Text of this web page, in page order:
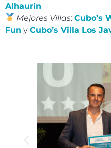
Alhaurín
Mejores Villas:Cubo’s
Fun y Cubo’s Villa Los